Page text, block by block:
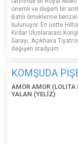
önemli ve değerli bir
Batılı örneklerine
bulunuyor. En üstte
Kırdar Uluslararası
Sarayı, Açıkhava
değişen stadyum…
KOMŞUDA
AMOR AMOR (LOLITA
YALAN (YELİZ)